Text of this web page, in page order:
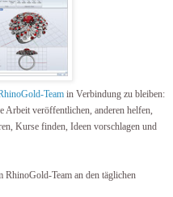
Team in Verbindung zu bleiben:
Arbeit veröffentlichen, anderen helfen,
Kurse finden, Ideen vorschlagen und
RhinoGold-Team an den täglichen